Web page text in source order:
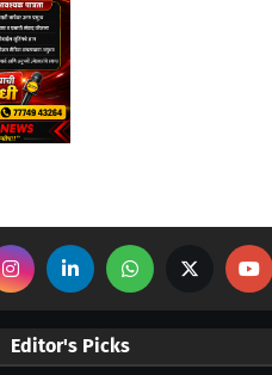
Editor's Picks